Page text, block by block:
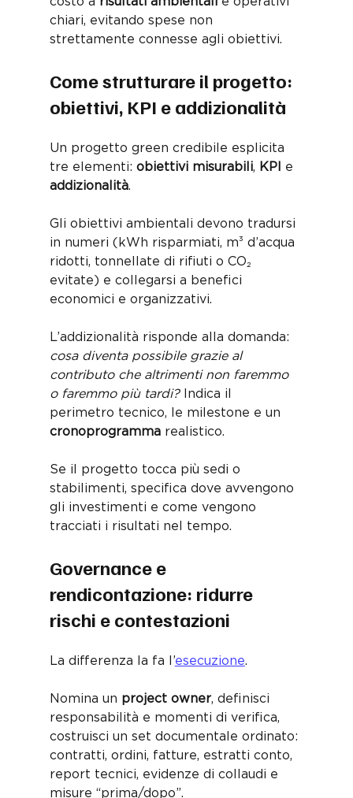
chiari, evitando spese non
strettamente connesse agli obiettivi.
Come strutturare il progetto:
obiettivi, KPI e addizionalità
Un progetto green credibile esplicita
tre elementi: obiettivi misurabili, KPI
e
addizionalità.
Gli obiettivi ambientali devono tradursi
in numeri (kWh risparmiati, m³ d’acqua
ridotti, tonnellate di rifiuti o CO₂
evitate) e collegarsi a benefici
economici e organizzativi.
L’addizionalità risponde alla domanda:
cosa diventa possibile grazie al
contributo che altrimenti non faremmo
o faremmo più tardi? Indica il
perimetro tecnico, le milestone e un
cronoprogramma realistico.
Se il progetto tocca più sedi o
stabilimenti, specifica dove avvengono
gli investimenti e come vengono
tracciati i risultati nel tempo.
Governance e
rendicontazione: ridurre
rischi e contestazioni
La differenza la fa l’esecuzione.
Nomina un project owner, definisci
responsabilità e momenti di verifica,
costruisci un set documentale ordinato:
contratti, ordini, fatture, estratti conto,
report tecnici, evidenze di collaudi e
misure “prima/dopo”.